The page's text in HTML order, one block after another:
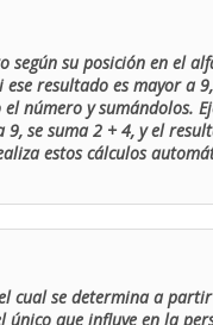
su posición en el
resultado es mayor a
número y sumándolos.
se suma 2 + 4, y el
estos cálculos
cual se determina a
que influye en la